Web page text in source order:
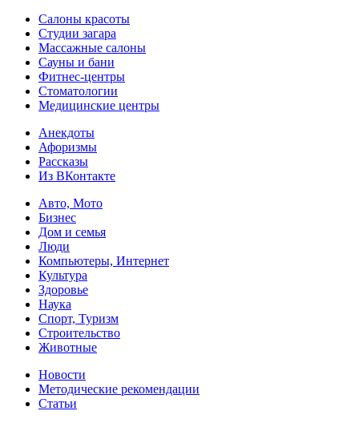
Салоны красоты
Студии загара
Массажные салоны
Сауны и бани
Фитнес-центры
Стоматологии
Медицинские центры
Анекдоты
Афоризмы
Рассказы
Из ВКонтакте
Авто, Мото
Бизнес
Дом и семья
Люди
Компьютеры, Интернет
Культура
Здоровье
Наука
Спорт, Туризм
Строительство
Животные
Новости
Методические рекомендации
Статьи